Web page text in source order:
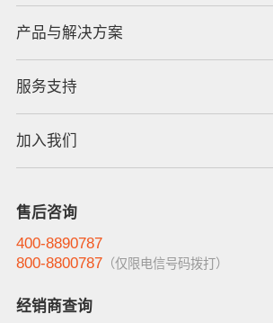
产品与解决方案
服务支持
加入我们
售后咨询
400-8890787
800-8800787（仅限电信号码拨打）
经销商查询